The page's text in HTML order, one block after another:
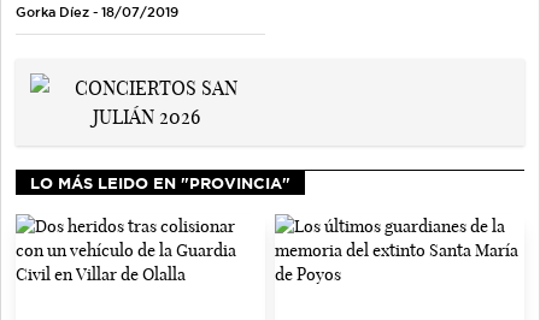
Gorka Díez - 18/07/2019
LO MÁS LEIDO EN "PROVINCIA"